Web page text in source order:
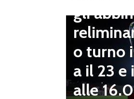
gli
o turno
a il 23
alle